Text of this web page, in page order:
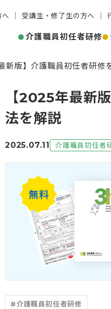
受講生・修了生の方へ
介護職員初任者研修
新版】介護職員初任者研修
【2025年最新
法を解説
2025.07.11 介護職員初任者
#介護職員初任者研修